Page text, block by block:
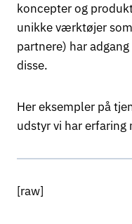
koncepter og
unikke værktøjer
partnere) har
disse.
Her eksempler på
udstyr vi har erfaring
[raw]